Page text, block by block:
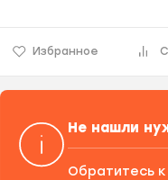
Избранное
Не нашли
Обратитесь